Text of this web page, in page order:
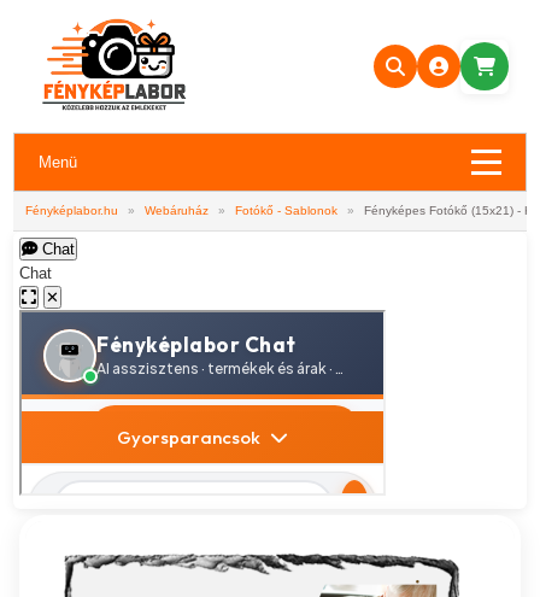
Menü
Fényképlabor.hu » Webáruház » Fotókő - Sablonok » Fényképes Fotókő (15x21) -
Chat
Chat
✕